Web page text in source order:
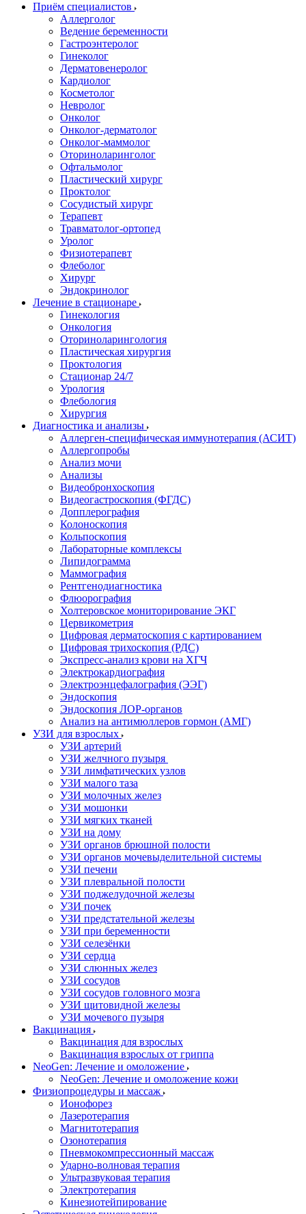
Приём специалистов
Аллерголог
Ведение беременности
Гастроэнтеролог
Гинеколог
Дерматовенеролог
Кардиолог
Косметолог
Невролог
Онколог
Онколог-дерматолог
Онколог-маммолог
Оториноларинголог
Офтальмолог
Пластический хирург
Проктолог
Сосудистый хирург
Терапевт
Травматолог-ортопед
Уролог
Физиотерапевт
Флеболог
Хирург
Эндокринолог
Лечение в стационаре
Гинекология
Онкология
Оториноларингология
Пластическая хирургия
Проктология
Стационар 24/7
Урология
Флебология
Хирургия
Диагностика и анализы
Аллерген-специфическая иммунотерапия (АСИТ)
Аллергопробы
Анализ мочи
Анализы
Видеобронхоскопия
Видеогастроскопия (ФГДС)
Допплерография
Колоноскопия
Кольпоскопия
Лабораторные комплексы
Липидограмма
Маммография
Рентгенодиагностика
Флюорография
Холтеровское мониторирование ЭКГ
Цервикометрия
Цифровая дерматоскопия с картированием
Цифровая трихоскопия (РДС)
Экспресс-анализ крови на ХГЧ
Электрокардиография
Электроэнцефалография (ЭЭГ)
Эндоскопия
Эндоскопия ЛОР-органов
Анализ на антимюллеров гормон (АМГ)
УЗИ для взрослых
УЗИ артерий
УЗИ желчного пузыря
УЗИ лимфатических узлов
УЗИ малого таза
УЗИ молочных желез
УЗИ мошонки
УЗИ мягких тканей
УЗИ на дому
УЗИ органов брюшной полости
УЗИ органов мочевыделительной системы
УЗИ печени
УЗИ плевральной полости
УЗИ поджелудочной железы
УЗИ почек
УЗИ предстательной железы
УЗИ при беременности
УЗИ селезёнки
УЗИ сердца
УЗИ слюнных желез
УЗИ сосудов
УЗИ сосудов головного мозга
УЗИ щитовидной железы
УЗИ мочевого пузыря
Вакцинация
Вакцинация для взрослых
Вакцинация взрослых от гриппа
NeoGen: Лечение и омоложение
NeoGen: Лечение и омоложение кожи
Физиопроцедуры и массаж
Ионофорез
Лазеротерапия
Магнитотерапия
Озонотерапия
Пневмокомпрессионный массаж
Ударно-волновая терапия
Ультразвуковая терапия
Электротерапия
Кинезиотейпирование